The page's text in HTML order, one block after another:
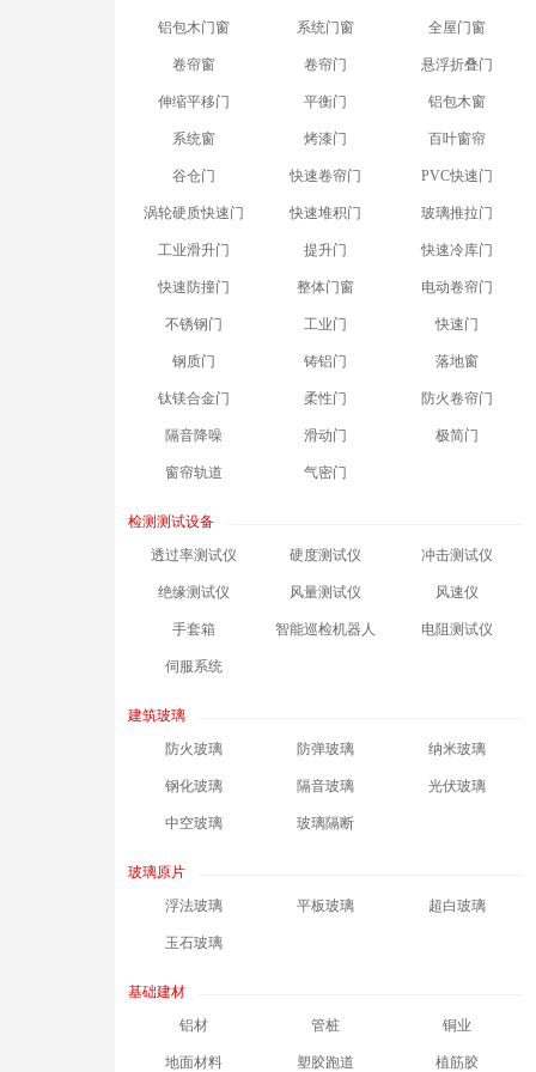
铝包木门窗 系统门窗 全屋门窗
卷帘窗 卷帘门 悬浮折叠门
伸缩平移门 平衡门 铝包木窗
系统窗 烤漆门 百叶窗帘
谷仓门 快速卷帘门 PVC快速门
涡轮硬质快速门 快速堆积门 玻璃推拉门
工业滑升门 提升门 快速冷库门
快速防撞门 整体门窗 电动卷帘门
不锈钢门 工业门 快速门
钢质门 铸铝门 落地窗
钛镁合金门 柔性门 防火卷帘门
隔音降噪 滑动门 极简门
窗帘轨道 气密门
检测测试设备
透过率测试仪 硬度测试仪 冲击测试仪
绝缘测试仪 风量测试仪 风速仪
手套箱 智能巡检机器人 电阻测试仪
伺服系统
建筑玻璃
防火玻璃 防弹玻璃 纳米玻璃
钢化玻璃 隔音玻璃 光伏玻璃
中空玻璃 玻璃隔断
玻璃原片
浮法玻璃 平板玻璃 超白玻璃
玉石玻璃
基础建材
铝材 管桩 铜业
地面材料 塑胶跑道 植筋胶